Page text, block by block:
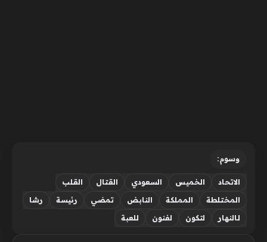
وسوم:
الاتحاد الخميس السعودي القتال
القلب
المختلطة
المملكة النابض تمضي رئيسة
رشا
لـالنهار
لتكون لفنون للعبة